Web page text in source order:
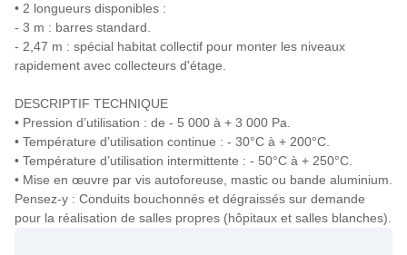
• 2 longueurs disponibles :
- 3 m : barres standard.
- 2,47 m : spécial habitat collectif pour monter les niveaux
rapidement avec collecteurs d'étage.
DESCRIPTIF TECHNIQUE
• Pression d’utilisation : de - 5 000 à + 3 000 Pa.
• Température d’utilisation continue : - 30°C à + 200°C.
• Température d’utilisation intermittente : - 50°C à + 250°C.
• Mise en œuvre par vis autoforeuse, mastic ou bande aluminium.
Pensez-y : Conduits bouchonnés et dégraissés sur demande
pour la réalisation de salles propres (hôpitaux et salles blanches).